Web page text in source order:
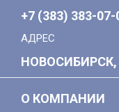
+7 (383) 383-07-
АДРЕС
НОВОСИБИРСК,
О КОМПАНИИ